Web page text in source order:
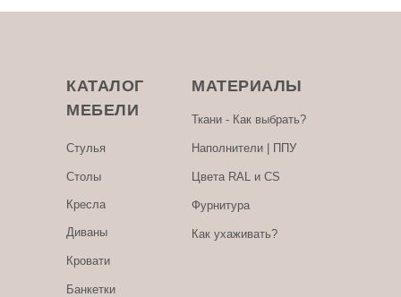
Ткани - Как выбрать?
Наполнители | ППУ
Цвета RAL и CS
Фурнитура
Как ухаживать?
МАТЕРИАЛЫ
Стулья
Кресла
Столы
Диваны
Кровати
Банкетки
КАТАЛОГ
МЕБЕЛИ